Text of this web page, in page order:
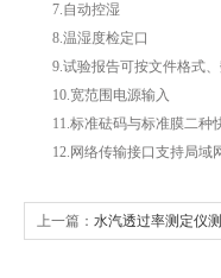
7.自动控湿
8.温湿度检定口
9.试验报告可按文件格式、
10.宽范围电源输入
11.标准砝码与标准膜二种
12.网络传输接口支持局域
上一篇： 水汽透过率测定仪